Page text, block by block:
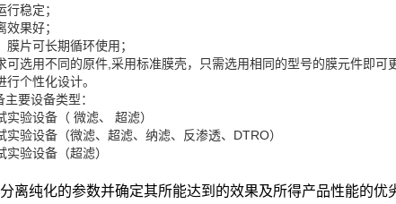
行稳定；
果好；
片可长期循环使用；
选用不同的原件,采用标准膜壳，只需选用相同的型号的膜元件即可更
个性化设计。
要设备类型：
验设备（ 微滤、 超滤）
验设备（微滤、超滤、纳滤、反渗透、DTRO）
验设备（超滤）
离纯化的参数并确定其所能达到的效果及所得产品性能的